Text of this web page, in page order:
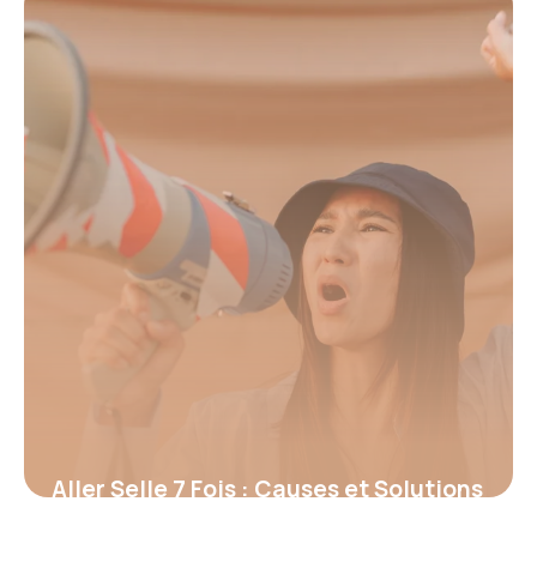
15 juin 2026
Aller Selle 7 Fois : Causes et Solutions